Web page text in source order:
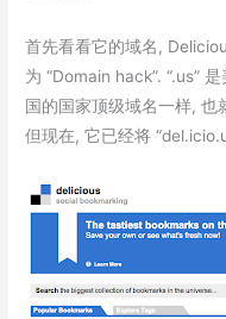
首先看看它的域名,
为 “Domain hack”. “.us”
国的国家顶级域名一样, 也
但现在, 它已经将